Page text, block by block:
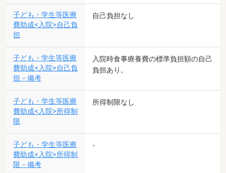
子ども・学生等医療
費助成<入院>自己負
担
自己負担なし
子ども・学生等医療
費助成<入院>自己負
担－備考
入院時食事療養費の標準負担額の自己
負担あり。
子ども・学生等医療
費助成<入院>所得制
限
所得制限なし
子ども・学生等医療
費助成<入院>所得制
限－備考
-